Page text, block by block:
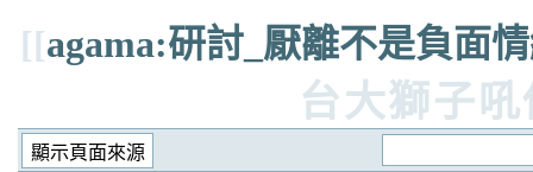
[[agama:研討_厭離不是負面
台大獅子